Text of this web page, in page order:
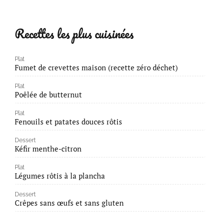
Recettes les plus cuisinées
Plat
Fumet de crevettes maison (recette zéro déchet)
Plat
Poêlée de butternut
Plat
Fenouils et patates douces rôtis
Dessert
Kéfir menthe-citron
Plat
Légumes rôtis à la plancha
Dessert
Crêpes sans œufs et sans gluten